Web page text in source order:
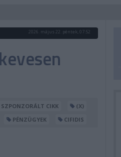
2026. május 22. péntek, 07:52
CIKK
(X)
PÉNZÜGYEK
CIFIDIS